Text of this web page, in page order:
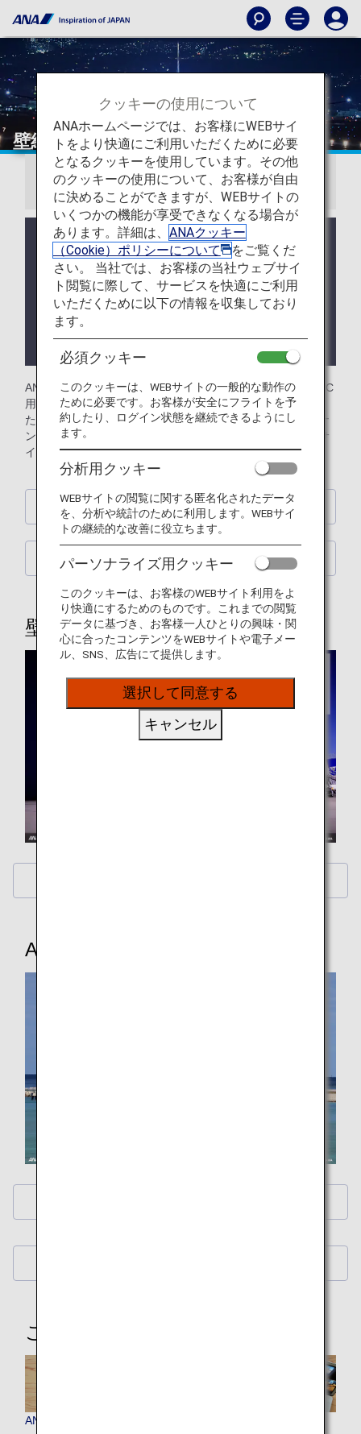
壁紙ダウンロード
お知らせ
2026/7/28 2026年8月の壁紙カレンダーをリリー
スいたしました。
2026/7/28 ANAオリジナル壁紙（PC・iPad）をリ
リースいたしました。
2026/07/28 ANAオリジナル壁紙（スマートフォ
ANA公式の飛行機（航空機）や空、日本や世界の街並みのPC
用の壁紙（Wallpaper）を無料でダウンロードできます。ま
た、過去の退役機種ジャンボジェットなどの壁紙もバックナ
ンバーにご用意しております。お客様のパソコンに合ったサ
イズの壁紙をお選びください。（毎月更新）
壁紙カレンダー
ANAオリジナル壁紙
壁紙カレンダー
ANAオリジナル壁紙
こちらもご覧ください
ANAオリジナル バーチャル背景
クッキーの使用について
ANAホームページでは、お客様にWEBサイ
トをより快適にご利用いただくために必要
となるクッキーを使用しています。その他
のクッキーの使用について、お客様が自由
に決めることができますが、WEBサイトの
いくつかの機能が享受できなくなる場合が
あります。詳細は、 ANAクッキー
（Cookie）ポリシーについて
をご覧くだ
さい。 当社では、お客様の当社ウェブサイ
ト閲覧に際して、サービスを快適にご利用
いただくために以下の情報を収集しており
ます。
必須クッキー
このクッキーは、WEBサイトの一般的な動作の
ために必要です。お客様が安全にフライトを予
約したり、ログイン状態を継続できるようにし
ます。
分析用クッキー
WEBサイトの閲覧に関する匿名化されたデータ
を、分析や統計のために利用します。WEBサイ
トの継続的な改善に役立ちます。
パーソナライズ用クッキー
このクッキーは、お客様のWEBサイト利用をよ
り快適にするためのものです。これまでの閲覧
データに基づき、お客様一人ひとりの興味・関
心に合ったコンテンツをWEBサイトや電子メー
ル、SNS、広告にて提供します。
選択して同意する
キャンセル